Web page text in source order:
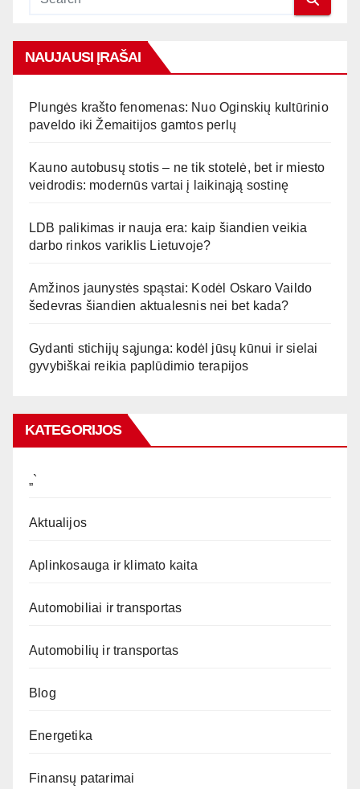
NAUJAUSI ĮRAŠAI
Plungės krašto fenomenas: Nuo Oginskių kultūrinio
paveldo iki Žemaitijos gamtos perlų
Kauno autobusų stotis – ne tik stotelė, bet ir miesto
veidrodis: modernūs vartai į laikinąją sostinę
LDB palikimas ir nauja era: kaip šiandien veikia
darbo rinkos variklis Lietuvoje?
Amžinos jaunystės spąstai: Kodėl Oskaro Vaildo
šedevras šiandien aktualesnis nei bet kada?
Gydanti stichijų sąjunga: kodėl jūsų kūnui ir sielai
gyvybiškai reikia paplūdimio terapijos
KATEGORIJOS
„`
Aktualijos
Aplinkosauga ir klimato kaita
Automobiliai ir transportas
Automobilių ir transportas
Blog
Energetika
Finansų patarimai